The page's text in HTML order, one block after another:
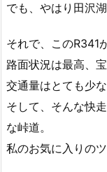
でも、やはり田沢
それで、このR341
路面状況は最高、
交通量はとても少
そして、そんな快
な峠道。
私のお気に入りの